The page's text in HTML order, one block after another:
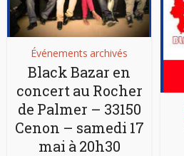
Événements archivés
Black Bazar en
concert au Rocher
de Palmer – 33150
Cenon – samedi 17
mai à 20h30